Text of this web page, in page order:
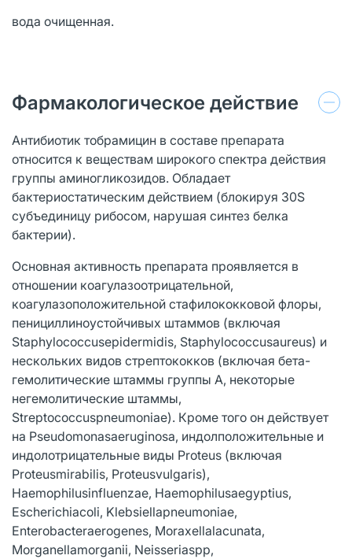
вода очищенная.
Фармакологическое действие
Антибиотик тобрамицин в составе препарата
относится к веществам широкого спектра действия
группы аминогликозидов. Обладает
бактериостатическим действием (блокируя 30S
субъединицу рибосом, нарушая синтез белка
бактерии).
Основная активность препарата проявляется в
отношении коагулазоотрицательной,
коагулазоположительной стафилококковой флоры,
пенициллиноустойчивых штаммов (включая
Staphylococcusepidermidis, Staphylococcusaureus) и
нескольких видов стрептококков (включая бета-
гемолитические штаммы группы А, некоторые
негемолитические штаммы,
Streptococcuspneumoniae). Кроме того он действует
на Pseudomonasaeruginosa, индолположительные и
индолотрицательные виды Proteus (включая
Proteusmirabilis, Proteusvulgaris),
Haemophilusinfluenzae, Haemophilusaegyptius,
Escherichiacoli, Klebsiellapneumoniae,
Enterobacteraerogenes, Moraxellalacunata,
Morganellamorganii, Neisseriaspp,